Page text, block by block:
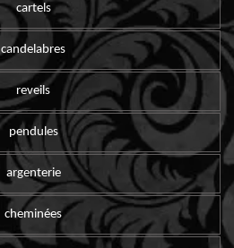
cartels
candelabres
reveils
pendules
argenterie
cheminées